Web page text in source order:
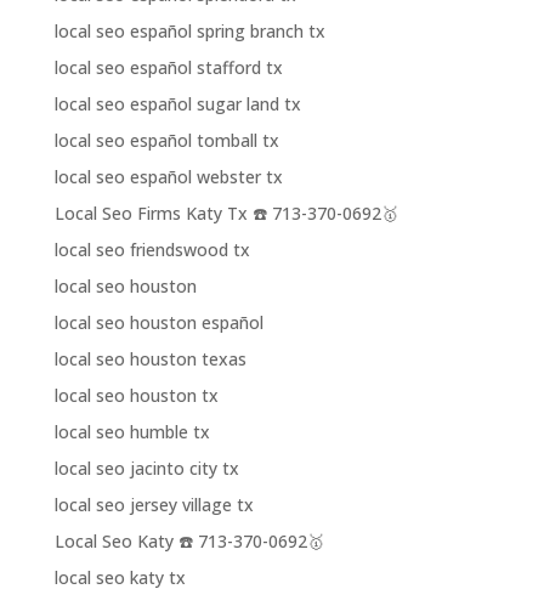
local seo español spring branch tx
local seo español stafford tx
local seo español sugar land tx
local seo español tomball tx
local seo español webster tx
Local Seo Firms Katy Tx ☎️ 713-370-0692🥇
local seo friendswood tx
local seo houston
local seo houston español
local seo houston texas
local seo houston tx
local seo humble tx
local seo jacinto city tx
local seo jersey village tx
Local Seo Katy ☎️ 713-370-0692🥇
local seo katy tx